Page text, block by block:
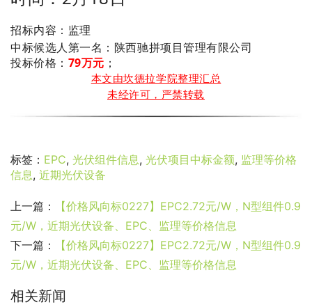
招标内容：监理
中标候选人第一名 ：陕西驰拼项目管理有限公司
投标价格： 79万元 ；
本文由坎德拉学院整理汇总
未经许可，严禁转载
标签： EPC, 光伏组件信息, 光伏项目中标金额, 监理等价格
信息, 近期光伏设备
上一篇：
【价格风向标0227】EPC2.72元/W，N型组件0.9
元/W，近期光伏设备、EPC、监理等价格信息
下一篇：
【价格风向标0227】EPC2.72元/W，N型组件0.9
元/W，近期光伏设备、EPC、监理等价格信息
相关新闻